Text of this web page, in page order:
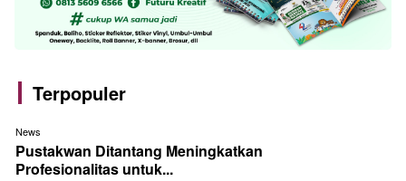
Terpopuler
News
Pustakwan Ditantang Meningkatkan
Profesionalitas untuk...